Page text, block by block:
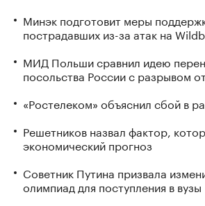
Минэк подготовит меры
пострадавших из-за атак на
МИД Польши сравнил идею
посольства России с разрывом
«Ростелеком» объяснил сбой в
Решетников назвал фактор,
экономический прогноз
Советник Путина призвала
олимпиад для поступления в вузы